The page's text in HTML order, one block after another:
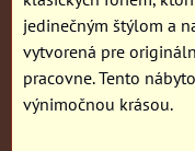
jedinečným štýlom a
vytvorená pre
pracovne. Tento
výnimočnou krásou.